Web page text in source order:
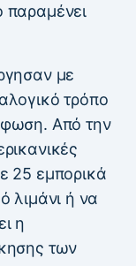
παραμένει
με
τρόπο
Από την
25 εμπορικά
λιμάνι ή να
η
των